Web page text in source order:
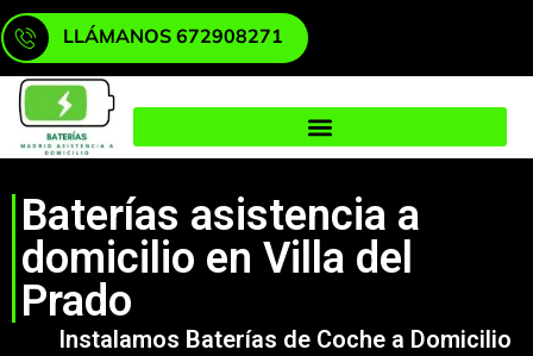
LLÁMANOS 672908271
Baterías asistencia a
domicilio en Villa del
Prado
Instalamos Baterías de Coche a Domicilio